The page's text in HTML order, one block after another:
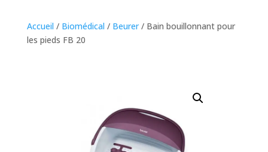
Accueil / Biomédical / Beurer/ Bain bouillonnant pour
les pieds FB 20